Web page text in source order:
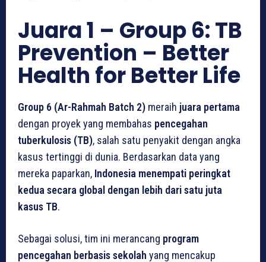
Juara 1 – Group 6: TB
Prevention – Better
Health for Better Life
Group 6 (Ar-Rahmah Batch 2) meraih juara pertama
dengan proyek yang membahas pencegahan
tuberkulosis (TB), salah satu penyakit dengan angka
kasus tertinggi di dunia. Berdasarkan data yang
mereka paparkan, Indonesia menempati peringkat
kedua secara global dengan lebih dari satu juta
kasus TB.
Sebagai solusi, tim ini merancang program
pencegahan berbasis sekolah yang mencakup